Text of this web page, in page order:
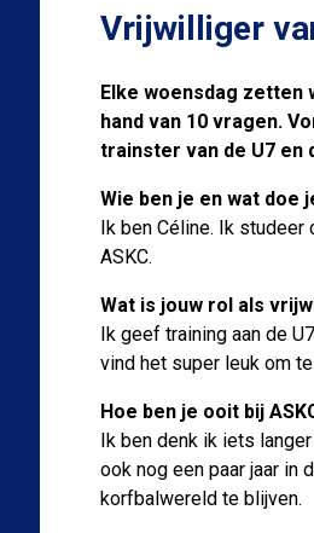
Vrijwilliger
Elke woensdag zetten
hand van 10 vragen.
trainster van de U7 en
Wie ben je en wat doe
Ik ben Céline. Ik studeer
ASKC.
Wat is jouw rol als
Ik geef training aan de
vind het super leuk om
Hoe ben je ooit bij
Ik ben denk ik iets
ook nog een paar jaar in
korfbalwereld te blijven.